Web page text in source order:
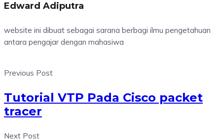
Edward Adiputra
website ini dibuat sebagai sarana berbagi ilmu pengetahuan
antara pengajar dengan mahasiwa
Previous Post
Tutorial VTP Pada Cisco packet
tracer
Next Post